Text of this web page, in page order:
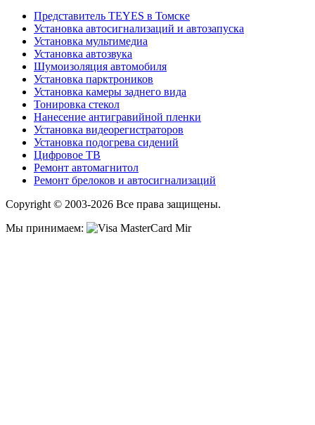
Представитель TEYES в Томске
Установка автосигнализаций и автозапуска
Установка мультимедиа
Установка автозвука
Шумоизоляция автомобиля
Установка парктроников
Установка камеры заднего вида
Тонировка стекол
Нанесение антигравийной пленки
Установка видеорегистраторов
Установка подогрева сидений
Цифровое ТВ
Ремонт автомагнитол
Ремонт брелоков и автосигнализаций
Copyright © 2003-2026 Все права защищены.
Мы принимаем: